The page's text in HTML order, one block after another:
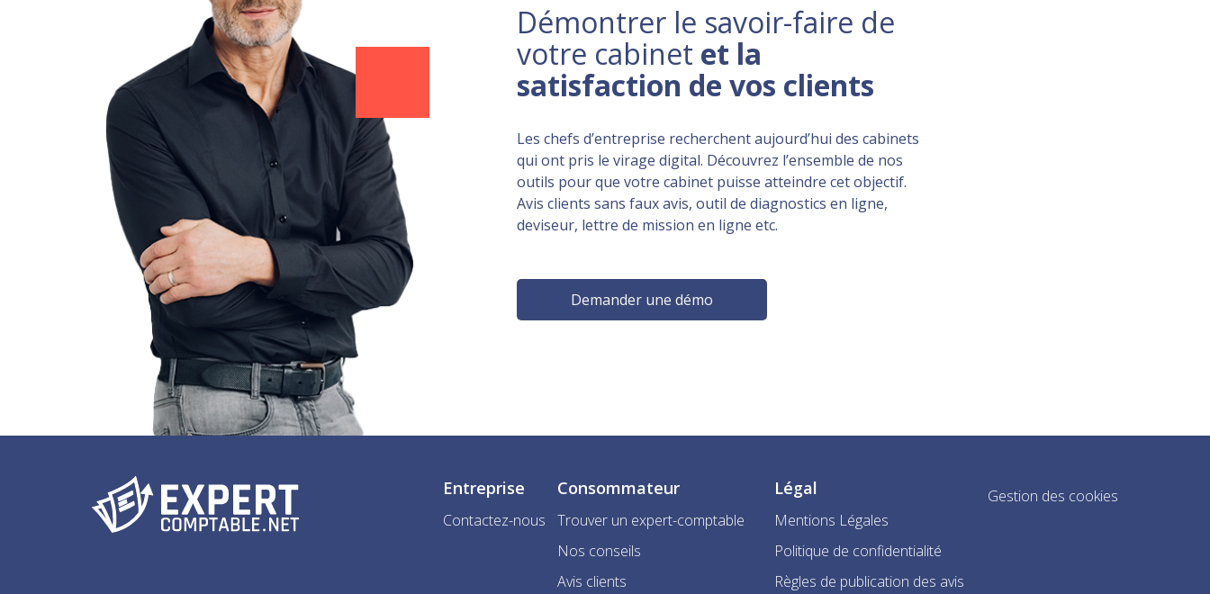
Démontrer le savoir-faire de
votre cabinet et la
satisfaction de vos clients
Les chefs d’entreprise recherchent aujourd’hui des cabinets
qui ont pris le virage digital. Découvrez l’ensemble de nos
outils pour que votre cabinet puisse atteindre cet objectif.
Avis clients sans faux avis, outil de diagnostics en ligne,
deviseur, lettre de mission en ligne etc.
Demander une démo
Entreprise
Contactez-nous
Consommateur
Trouver un expert-comptable
Nos conseils
Avis clients
Légal
Mentions Légales
Politique de confidentialité
Règles de publication des avis
Gestion des cookies